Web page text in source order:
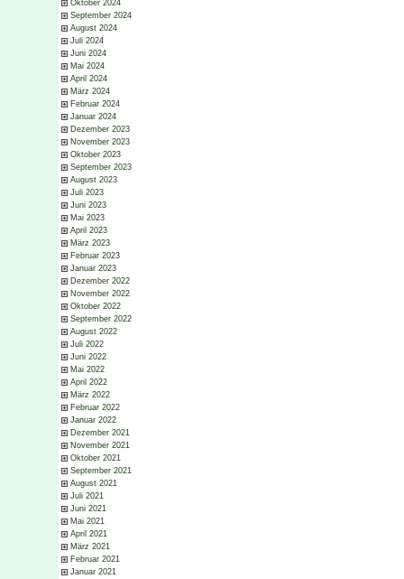
Oktober 2024
September 2024
August 2024
Juli 2024
Juni 2024
Mai 2024
April 2024
März 2024
Februar 2024
Januar 2024
Dezember 2023
November 2023
Oktober 2023
September 2023
August 2023
Juli 2023
Juni 2023
Mai 2023
April 2023
März 2023
Februar 2023
Januar 2023
Dezember 2022
November 2022
Oktober 2022
September 2022
August 2022
Juli 2022
Juni 2022
Mai 2022
April 2022
März 2022
Februar 2022
Januar 2022
Dezember 2021
November 2021
Oktober 2021
September 2021
August 2021
Juli 2021
Juni 2021
Mai 2021
April 2021
März 2021
Februar 2021
Januar 2021